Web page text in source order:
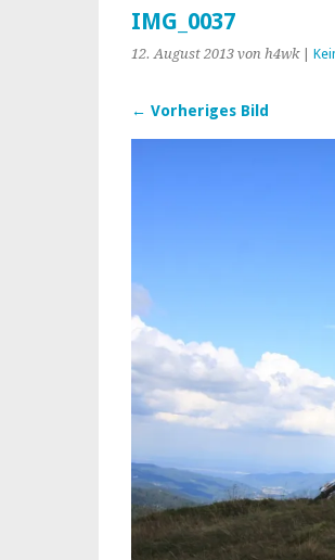
IMG_0037
12. August 2013 von h4wk|
← Vorheriges Bild